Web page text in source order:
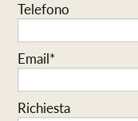
Telefono
Email*
Richiesta